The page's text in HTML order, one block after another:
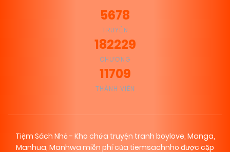
5678
TRUYỆN
182229
CHƯƠNG
11709
THÀNH VIÊN
Tiệm Sách Nhỏ - Kho chứa truyện tranh boylove, Manga,
Manhua, Manhwa miễn phí của tiemsachnho được cập